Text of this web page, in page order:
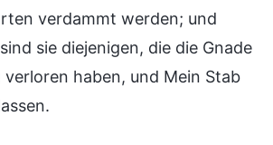
verdammt werden; und
sie diejenigen, die die Gnade
haben, und Mein Stab